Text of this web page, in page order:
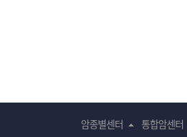
암종별센터 통합암센터